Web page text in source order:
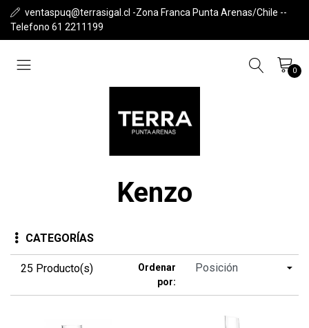
ventaspuq@terrasigal.cl -Zona Franca Punta Arenas/Chile --
Telefono 61 2211199
0
Kenzo
CATEGORÍAS
25 Producto(s)
Ordenar
por: